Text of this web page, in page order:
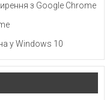
з Google Chrome
у Windows 10